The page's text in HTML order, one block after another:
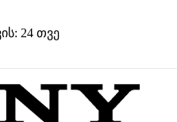
24თვე